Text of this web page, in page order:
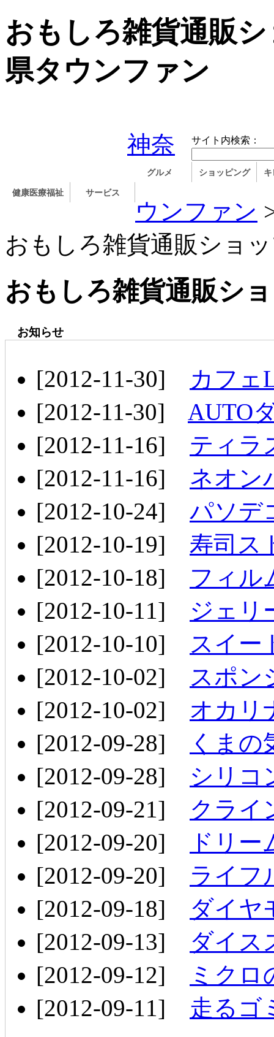
おもしろ雑貨通販
県タウンファン
サイト内検索：
グルメ ショッピング
健康医療福祉 サービス
神奈
ウンファン
おもしろ雑貨通販ショ
おもしろ雑貨通販シ
お知らせ
[2012-11-30]
カフェ
[2012-11-30] AUTO
[2012-11-16] ティラ
[2012-11-16] ネオン
[2012-10-24] パソデ
[2012-10-19] 寿司ス
[2012-10-18] フィル
[2012-10-11] ジェリ
[2012-10-10]
スイー
[2012-10-02]
スポン
[2012-10-02] オカリ
[2012-09-28]
くまの
[2012-09-28] シリコ
[2012-09-21] クライ
[2012-09-20]
ドリ
[2012-09-20] ライフ
[2012-09-18] ダイヤ
[2012-09-13] ダイス
[2012-09-12]
ミクロ
[2012-09-11] 走るゴ